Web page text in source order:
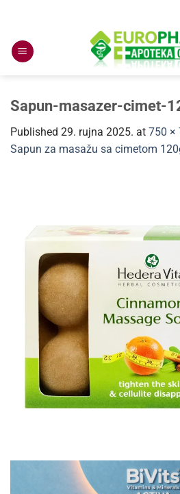
content
Sapun-masazer-cimet-
Published 29. rujna 2025. at 750 ×
Sapun za masažu sa cimetom